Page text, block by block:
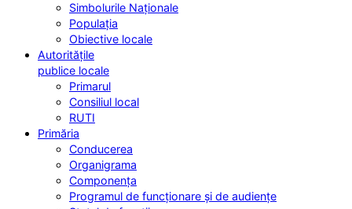
Simbolurile Naționale
Populația
Obiective locale
Autoritățile
publice locale
Primarul
Consiliul local
RUTI
Primăria
Conducerea
Organigrama
Componența
Programul de funcționare și de audiențe